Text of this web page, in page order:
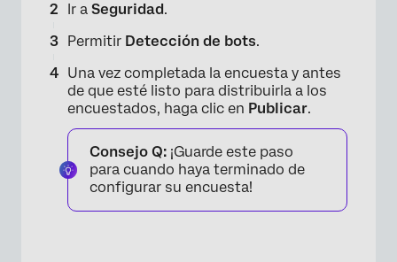
Ir a Seguridad.
Permitir Detección de bots.
Una vez completada la encuesta y antes
de que esté listo para distribuirla a los
encuestados, haga clic en Publicar.
Consejo Q: ¡Guarde este paso
para cuando haya terminado de
configurar su encuesta!